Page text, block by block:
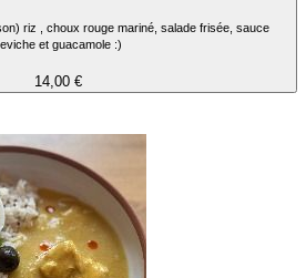
riz , choux rouge mariné, salade frisée, sauce
et guacamole :)
14,00 €